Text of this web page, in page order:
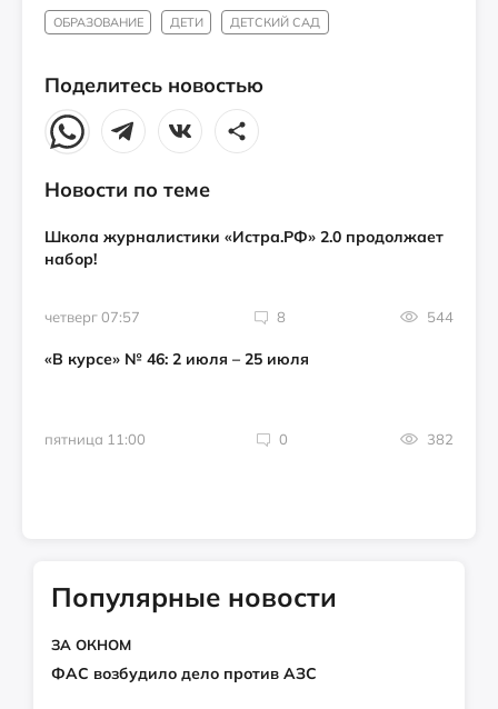
ОБРАЗОВАНИЕ ДЕТИ ДЕТСКИЙ САД
Поделитесь новостью
Новости по теме
Школа журналистики «Истра.РФ» 2.0 продолжает
набор!
четверг 07:57 8 544
«В курсе» № 46: 2 июля – 25 июля
пятница 11:00 0 382
Популярные новости
ЗА ОКНОМ
ФАС возбудило дело против АЗС